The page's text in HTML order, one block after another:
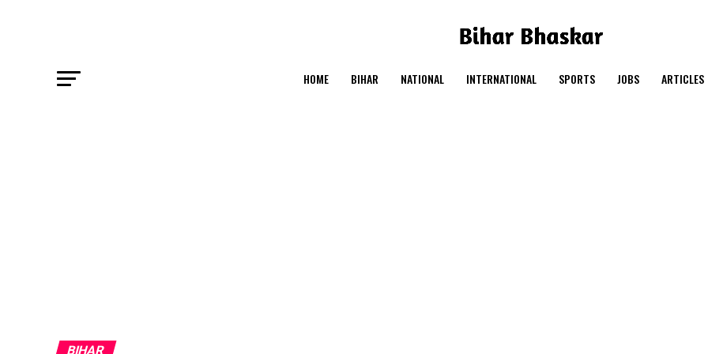
HOME BIHAR NATIONAL INTERNATIONAL SPORTS JOBS ARTICLES
BIHAR